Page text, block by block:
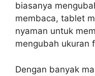
biasanya
membaca, tablet
nyaman untuk
mengubah ukuran
Dengan banyak